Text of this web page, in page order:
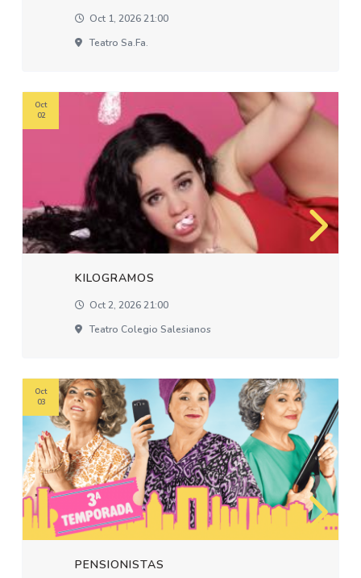
Oct 1, 2026 21:00
Teatro Sa.fa.
KILOGRAMOS
Oct 2, 2026 21:00
Teatro Colegio Salesianos
Oct
02
PENSIONISTAS
Oct
03